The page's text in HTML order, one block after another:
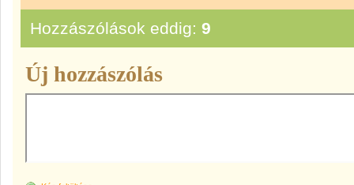
Hozzászólások eddig: 9
Új hozzászólás